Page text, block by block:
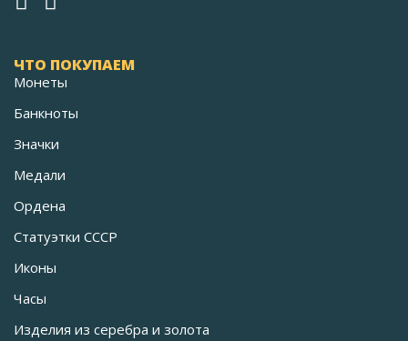
ЧТО ПОКУПАЕМ
Монеты
Банкноты
Значки
Медали
Ордена
Статуэтки СССР
Иконы
Часы
Изделия из серебра и золота